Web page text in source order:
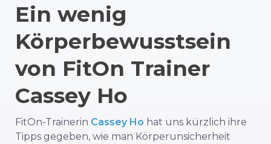
Ein wenig
Körperbewusstsein
von FitOn Trainer
Cassey Ho
FitOn-Trainerin Cassey Ho hat uns kürzlich ihre
Tipps gegeben, wie man Körperunsicherheit